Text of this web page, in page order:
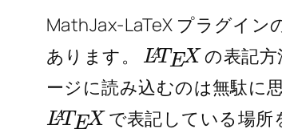
MathJax-LaTeX プラグイン
あります。
LAT E
X
の表記方
ージに読み込むのは無駄に
LAT E
X
で表記している場所